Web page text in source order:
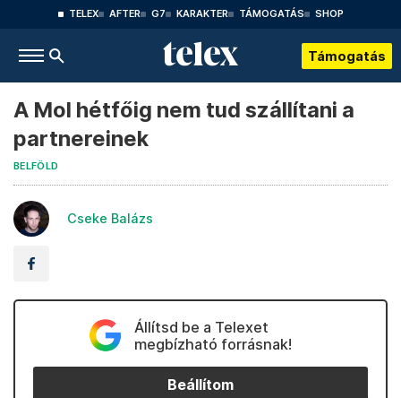
TELEX AFTER G7 KARAKTER TÁMOGATÁS SHOP
Támogatás
A Mol hétfőig nem tud szállítani a
partnereinek
BELFÖLD
Cseke Balázs
Állítsd be a Telexet
megbízható forrásnak!
Beállítom